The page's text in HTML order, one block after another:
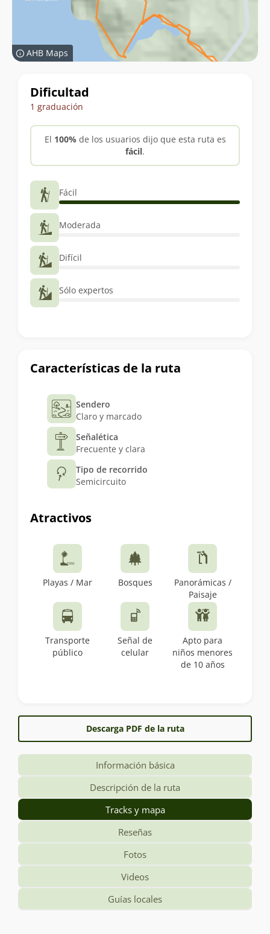
AHB Maps
Datos
del
trekking
Características de la ruta
Sendero
Claro y marcado
Señalética
Frecuente y clara
Tipo de recorrido
Semicircuito
Atractivos
Playas / Mar Bosques
Panorámicas /
Paisaje
Transporte
público
Señal de
celular
Apto para
niños menores
de 10 años
Dificultad
1 graduación
El 100% de los usuarios dijo que esta ruta es
fácil.
Fácil
Moderada
Difícil
Sólo expertos
Descarga PDF de la ruta
Información básica
Descripción de la ruta
Tracks y mapa
Reseñas
Fotos
Videos
Guías locales